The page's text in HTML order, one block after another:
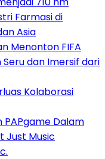
Farmasi di
Asia
Menonton FIFA
dan Imersif dari
Kolaborasi
PAPgame Dalam
Just Music